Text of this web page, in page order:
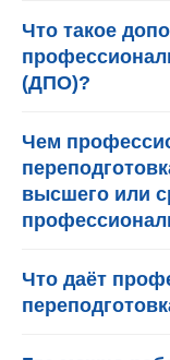
Что такое
(ДПО)?
Чем
высшего или
Что даёт